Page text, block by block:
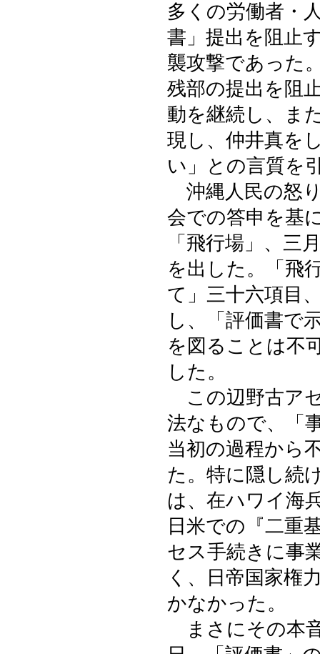
多くの労働者・
書」提出を阻止
襲攻撃であった
残部の提出を阻
動を継続し、ま
現し、仲井真を
い」との言質を
沖縄人民の怒
会での答申を基
「飛行場」、三
を出した。「飛
て」三十六項目
し、「評価書で
を図ることは不
した。
この辺野古ア
法なもので、「
当初の過程から
た。特に隠し続
は、在ハワイ海
日米での『二重
セス手続きに事
く、日帝国家権
かなかった。
まさにその本